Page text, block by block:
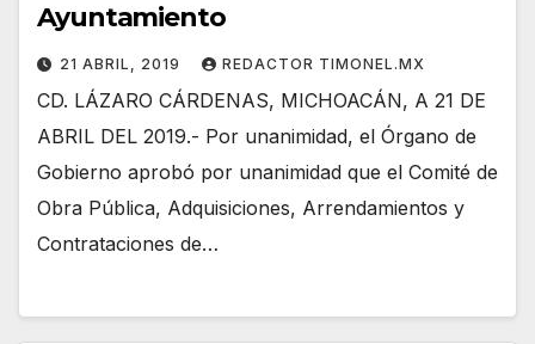
Ayuntamiento
21 ABRIL, 2019 REDACTOR TIMONEL.MX
CD. LÁZARO CÁRDENAS, MICHOACÁN, A 21 DE
ABRIL DEL 2019.- Por unanimidad, el Órgano de
Gobierno aprobó por unanimidad que el Comité de
Obra Pública, Adquisiciones, Arrendamientos y
Contrataciones de…